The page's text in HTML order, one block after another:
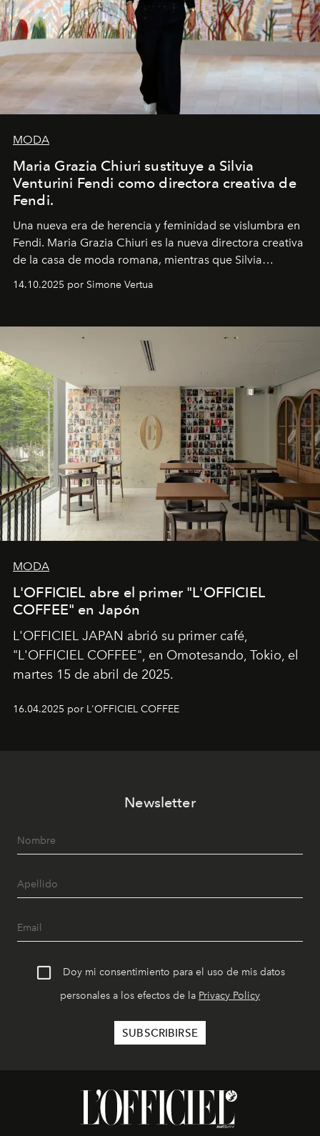
MODA
Maria Grazia Chiuri sustituye a Silvia
Venturini Fendi como directora creativa de
Fendi.
Una nueva era de herencia y feminidad se vislumbra en
Fendi. Maria Grazia Chiuri es la nueva directora creativa
de la casa de moda romana, mientras que Silvia
14.10.2025 por Simone Vertua
MODA
L'OFFICIEL abre el primer "L'OFFICIEL
COFFEE" en Japón
L'OFFICIEL JAPAN abrió su primer café,
"L'OFFICIEL COFFEE", en Omotesando, Tokio, el
martes 15 de abril de 2025.
16.04.2025 por L'OFFICIEL COFFEE
Newsletter
Doy mi consentimiento para el uso de mis datos
personales a los efectos de la Privacy Policy